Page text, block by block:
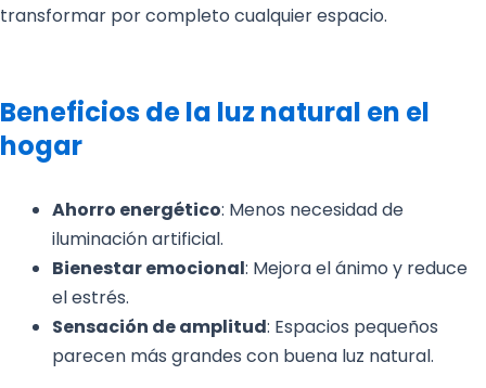
transformar por completo cualquier espacio.
Beneficios de la luz natural en el
hogar
Ahorro energético: Menos necesidad de
iluminación artificial.
Bienestar emocional: Mejora el ánimo y reduce
el estrés.
Sensación de amplitud: Espacios pequeños
parecen más grandes con buena luz natural.